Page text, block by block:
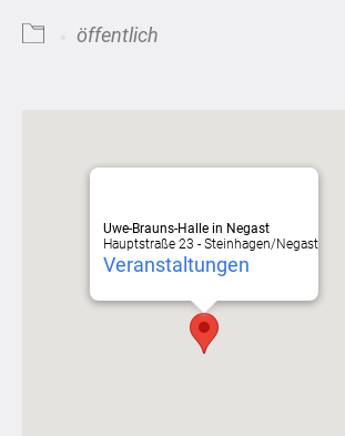
öffentlich
Uwe-Brauns-Halle in Negast
Hauptstraße 23 - Steinhagen/Negast
Veranstaltungen